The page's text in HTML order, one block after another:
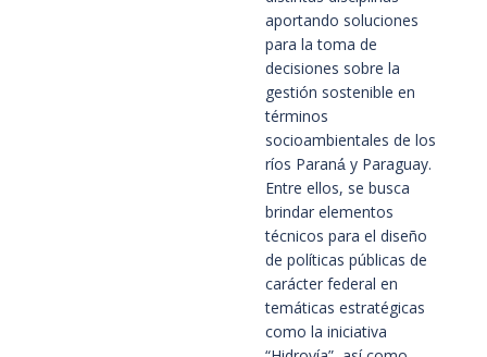
aportando soluciones
para la toma de
decisiones sobre la
gestión sostenible en
términos
socioambientales de los
ríos Paraná́ y Paraguay.
Entre ellos, se busca
brindar elementos
técnicos para el diseño
de políticas públicas de
carácter federal en
temáticas estratégicas
como la iniciativa